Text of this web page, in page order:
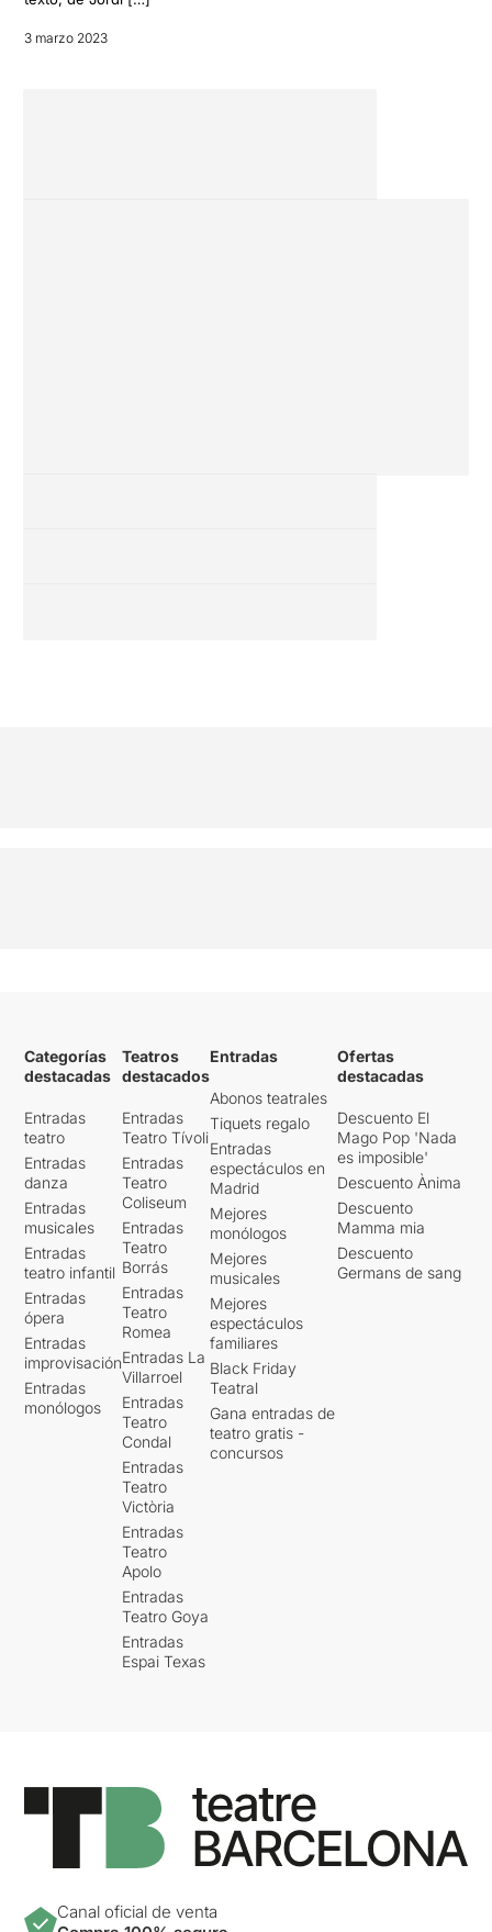
3 marzo 2023
Categorías
destacadas
Entradas
teatro
Entradas
danza
Entradas
musicales
Entradas
teatro infantil
Entradas
ópera
Entradas
improvisación
Entradas
monólogos
Teatros
destacados
Entradas
Teatro Tívoli
Entradas
Teatro
Coliseum
Entradas
Teatro
Borrás
Entradas
Teatro
Romea
Entradas La
Villarroel
Entradas
Teatro
Condal
Entradas
Teatro
Victòria
Entradas
Teatro
Apolo
Entradas
Teatro Goya
Entradas
Espai Texas
Entradas
Abonos teatrales
Tiquets regalo
Entradas
espectáculos en
Madrid
Mejores
monólogos
Mejores
musicales
Mejores
espectáculos
familiares
Black Friday
Teatral
Gana entradas de
teatro gratis -
concursos
Ofertas
destacadas
Descuento El
Mago Pop 'Nada
es imposible'
Descuento Ànima
Descuento
Mamma mia
Descuento
Germans de sang
Canal oficial de venta